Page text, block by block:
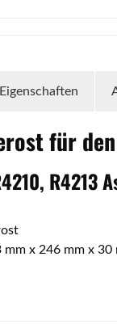
Eigenschaften
für
R4213
x 246 mm x 30